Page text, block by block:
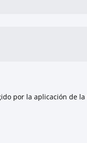
por la aplicación de la